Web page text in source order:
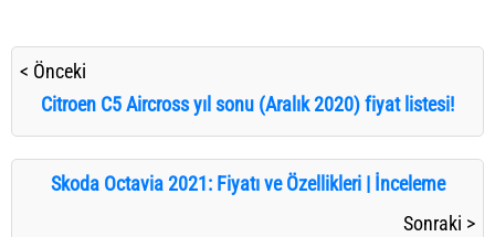
< Önceki
Citroen C5 Aircross yıl sonu (Aralık 2020) fiyat listesi!
Skoda Octavia 2021: Fiyatı ve Özellikleri | İnceleme
Sonraki >